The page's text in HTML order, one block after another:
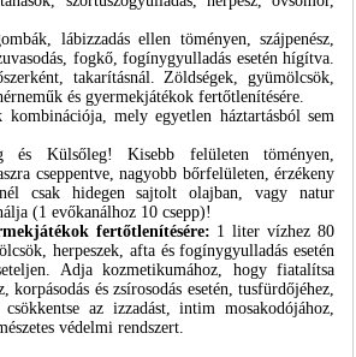
lábizzadás ellen töményen, szájpenész,
fogkő, fogínygyulladás esetén hígítva.
takarításnál. Zöldségek, gyümölcsök,
és gyermekjátékok fertőtlenítésére.
mely egyetlen háztartásból sem
és Külsőleg! Kisebb felületen töményen,
cseppentve, nagyobb bőrfelületen, érzékeny
csak hidegen sajtolt olajban, vagy natur
(1 evőkanálhoz 10 csepp)!
fertőtlenítésére: 1 liter vízhez 80
herpeszek, afta és fogínygyulladás esetén
Adja kozmetikumához, hogy fiatalítsa
korpásodás és zsírosodás esetén, tusfürdőjéhez,
az izzadást, intim mosakodójához,
védelmi rendszert.